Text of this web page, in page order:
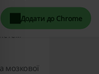
мозкової
Додати до Chrome